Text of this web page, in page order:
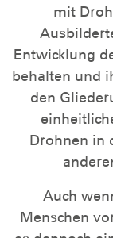
mit
Entwicklung
behalten und
den
Drohnen in
Auch
Menschen